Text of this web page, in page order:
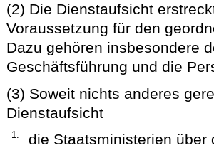
(2) Die Dienstaufsicht
Voraussetzung für den
Dazu gehören insbesondere
Geschäftsführung und die
(3) Soweit nichts anderes
Dienstaufsicht
1.
die Staatsministerien über